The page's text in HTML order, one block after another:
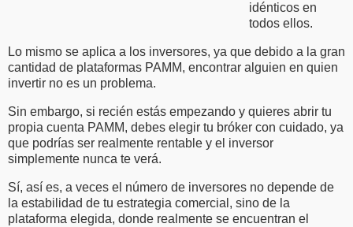
idénticos en
todos ellos.
Lo mismo se aplica a los inversores, ya que debido a la gran
cantidad de plataformas PAMM, encontrar alguien en quien
invertir no es un problema.
Sin embargo, si recién estás empezando y quieres abrir tu
propia cuenta PAMM, debes elegir tu bróker con cuidado, ya
que podrías ser realmente rentable y el inversor
simplemente nunca te verá.
Sí, así es, a veces el número de inversores no depende de
la estabilidad de tu estrategia comercial, sino de la
plataforma elegida, donde realmente se encuentran el